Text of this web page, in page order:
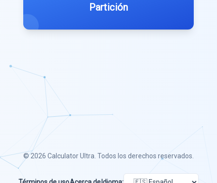
Partición
© 2026 Calculator Ultra . Todos los derechos reservados.